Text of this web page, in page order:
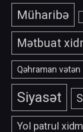
Müharibə
Mətbuat
Qəhraman vətən
Siyasət
Yol patrul